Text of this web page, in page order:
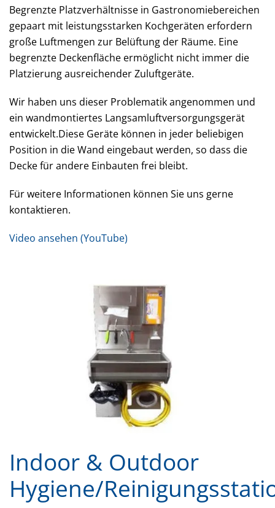
Begrenzte Platzverhältnisse in Gastronomiebereichen
gepaart mit leistungsstarken Kochgeräten erfordern
große Luftmengen zur Belüftung der Räume. Eine
begrenzte Deckenfläche ermöglicht nicht immer die
Platzierung ausreichender Zuluftgeräte.
Wir haben uns dieser Problematik angenommen und
ein wandmontiertes Langsamluftversorgungsgerät
entwickelt.Diese Geräte können in jeder beliebigen
Position in die Wand eingebaut werden, so dass die
Decke für andere Einbauten frei bleibt.
Für weitere Informationen können Sie uns gerne
kontaktieren.
Video ansehen (YouTube)
Indoor & Outdoor
Hygiene/